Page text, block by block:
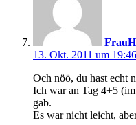
13. Okt. 2011 um
Och nöö, du hast echt
Ich war an Tag 4+5
gab.
Es war nicht leicht,